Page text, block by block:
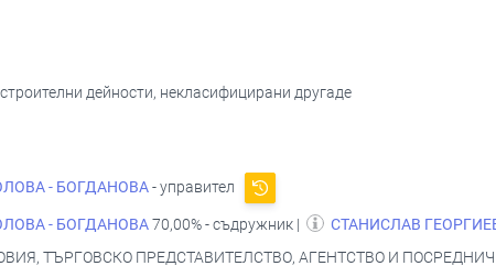
дейности, некласифицирани другаде
- БОГДАНОВА- управител
- БОГДАНОВА70,00% - съдружник |
СТАНИСЛАВ
ТЪРГОВСКО ПРЕДСТАВИТЕЛСТВО, АГЕНТСТВО И